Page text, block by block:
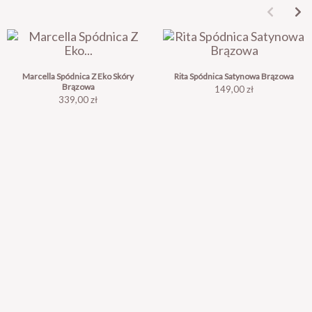
Marcella Spódnica Z Eko Skóry
Brązowa
Cena
339,00 zł
Rita Spódnica Satynowa Brązowa
Cena
149,00 zł